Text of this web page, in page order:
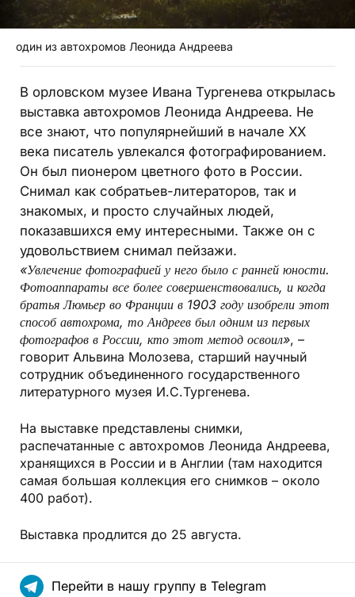
один из автохромов Леонида Андреева
В орловском музее Ивана Тургенева открылась
выставка автохромов Леонида Андреева. Не
все знают, что популярнейший в начале ХХ
века писатель увлекался фотографированием.
Он был пионером цветного фото в России.
Снимал как собратьев-литераторов, так и
знакомых, и просто случайных людей,
показавшихся ему интересными. Также он с
удовольствием снимал пейзажи.
«Увлечение фотографией у него было с ранней юности.
Фотоаппараты все более совершенствовались, и когда
братья Люмьер во Франции в 1903 году изобрели этот
способ автохрома, то Андреев был одним из первых
фотографов в России, кто этот метод освоил», –
говорит Альвина Молозева, старший научный
сотрудник объединенного государственного
литературного музея И.С.Тургенева.
На выставке представлены снимки,
распечатанные с автохромов Леонида Андреева,
хранящихся в России и в Англии (там находится
самая большая коллекция его снимков – около
400 работ).
Выставка продлится до 25 августа.
Перейти в нашу группу в Telegram